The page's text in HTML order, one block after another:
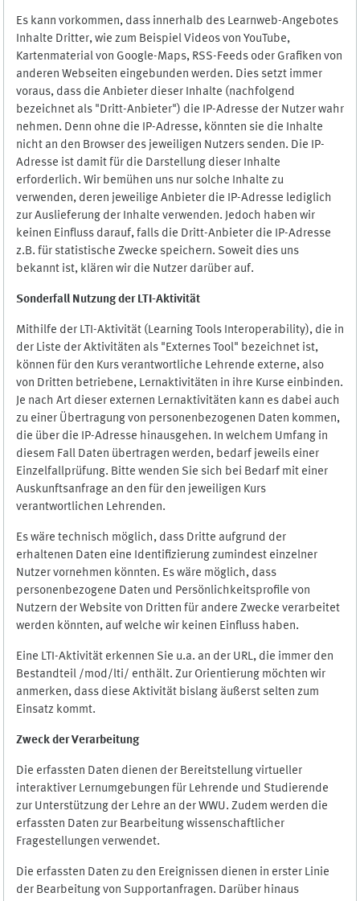
Es kann vorkommen, dass innerhalb des Learnweb-Angebotes
Inhalte Dritter, wie zum Beispiel Videos von YouTube,
Kartenmaterial von Google-Maps, RSS-Feeds oder Grafiken von
anderen Webseiten eingebunden werden. Dies setzt immer
voraus, dass die Anbieter dieser Inhalte (nachfolgend
bezeichnet als "Dritt-Anbieter") die IP-Adresse der Nutzer wahr
nehmen. Denn ohne die IP-Adresse, könnten sie die Inhalte
nicht an den Browser des jeweiligen Nutzers senden. Die IP-
Adresse ist damit für die Darstellung dieser Inhalte
erforderlich. Wir bemühen uns nur solche Inhalte zu
verwenden, deren jeweilige Anbieter die IP-Adresse lediglich
zur Auslieferung der Inhalte verwenden. Jedoch haben wir
keinen Einfluss darauf, falls die Dritt-Anbieter die IP-Adresse
z.B. für statistische Zwecke speichern. Soweit dies uns
bekannt ist, klären wir die Nutzer darüber auf.
Sonderfall Nutzung der LTI-Aktivität
Mithilfe der LTI-Aktivität (Learning Tools Interoperability), die in
der Liste der Aktivitäten als "Externes Tool" bezeichnet ist,
können für den Kurs verantwortliche Lehrende externe, also
von Dritten betriebene, Lernaktivitäten in ihre Kurse einbinden.
Je nach Art dieser externen Lernaktivitäten kann es dabei auch
zu einer Übertragung von personenbezogenen Daten kommen,
die über die IP-Adresse hinausgehen. In welchem Umfang in
diesem Fall Daten übertragen werden, bedarf jeweils einer
Einzelfallprüfung. Bitte wenden Sie sich bei Bedarf mit einer
Auskunftsanfrage an den für den jeweiligen Kurs
verantwortlichen Lehrenden.
Es wäre technisch möglich, dass Dritte aufgrund der
erhaltenen Daten eine Identifizierung zumindest einzelner
Nutzer vornehmen könnten. Es wäre möglich, dass
personenbezogene Daten und Persönlichkeitsprofile von
Nutzern der Website von Dritten für andere Zwecke verarbeitet
werden könnten, auf welche wir keinen Einfluss haben.
Eine LTI-Aktivität erkennen Sie u.a. an der URL, die immer den
Bestandteil /mod/lti/ enthält. Zur Orientierung möchten wir
anmerken, dass diese Aktivität bislang äußerst selten zum
Einsatz kommt.
Zweck der Verarbeitung
Die erfassten Daten dienen der Bereitstellung virtueller
interaktiver Lernumgebungen für Lehrende und Studierende
zur Unterstützung der Lehre an der WWU. Zudem werden die
erfassten Daten zur Bearbeitung wissenschaftlicher
Fragestellungen verwendet.
Die erfassten Daten zu den Ereignissen dienen in erster Linie
der Bearbeitung von Supportanfragen. Darüber hinaus